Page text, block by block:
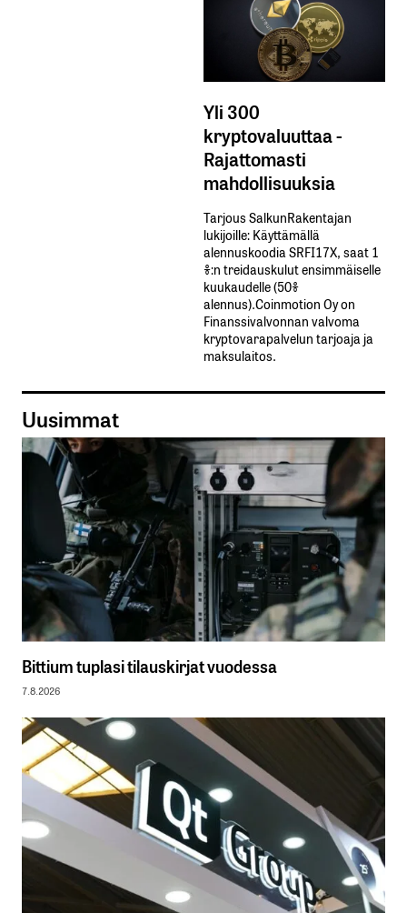
Yli 300
kryptovaluuttaa -
Rajattomasti
mahdollisuuksia
Tarjous SalkunRakentajan
lukijoille: Käyttämällä​ ​
alennuskoodia​ ​SRFI17X,​ ​saat​ ​1
%:n treidauskulut​ ​ensimmäiselle​ ​
kuukaudelle​ ​(50%​ ​
alennus).Coinmotion Oy on
Finanssivalvonnan valvoma
kryptovarapalvelun tarjoaja ja
maksulaitos.
Uusimmat
Bittium tuplasi tilauskirjat vuodessa
7.8.2026